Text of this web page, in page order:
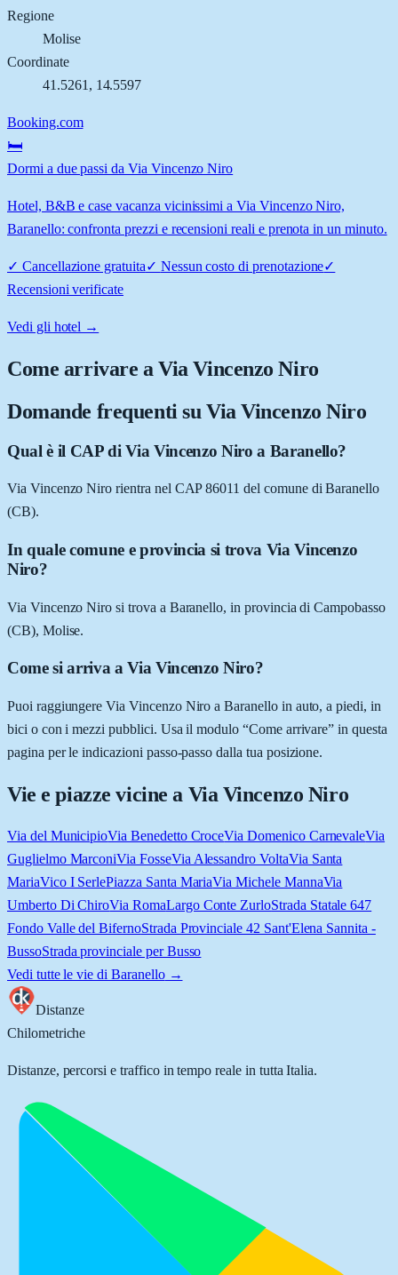
Regione
Molise
Coordinate
41.5261 , 14.5597
Booking.com
🛏️
Dormi a due passi da Via Vincenzo Niro
Hotel, B&B e case vacanza vicinissimi a Via Vincenzo Niro,
Baranello: confronta prezzi e recensioni reali e prenota in un minuto.
✓ Cancellazione gratuita✓ Nessun costo di prenotazione✓
Recensioni verificate
Vedi gli hotel →
Come arrivare aVia Vincenzo Niro
Domande frequenti su Via Vincenzo Niro
Qual è il CAP di Via Vincenzo Niro a Baranello?
Via Vincenzo Niro rientra nel CAP 86011 del comune di Baranello
(CB).
In quale comune e provincia si trova Via Vincenzo
Niro?
Via Vincenzo Niro si trova a Baranello, in provincia di Campobasso
(CB), Molise.
Come si arriva a Via Vincenzo Niro?
Puoi raggiungere Via Vincenzo Niro a Baranello in auto, a piedi, in
bici o con i mezzi pubblici. Usa il modulo “Come arrivare” in questa
pagina per le indicazioni passo-passo dalla tua posizione.
Vie e piazze vicine a Via Vincenzo Niro
Via del MunicipioVia Benedetto CroceVia Domenico CarnevaleVia
Guglielmo MarconiVia FosseVia Alessandro VoltaVia Santa
MariaVico I SerlePiazza Santa MariaVia Michele MannaVia
Umberto Di ChiroVia RomaLargo Conte ZurloStrada Statale 647
Fondo Valle del BifernoStrada Provinciale 42 Sant'Elena Sannita -
BussoStrada provinciale per Busso
Vedi tutte le vie di Baranello→
Distanze
Chilometriche
Distanze, percorsi e traffico in tempo reale in tutta Italia.